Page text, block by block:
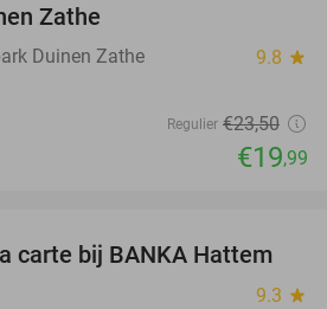
Zathe
Duinen Zathe 9.8 star
Regulier €23,50
€19,99
52%
carte bij BANKA Hattem
9.3 star